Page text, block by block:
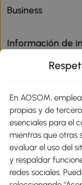
Business
Información de
Métodos de
Envíos
En AOSOM,
propias y de
esenciales para el
mientras que otras
evaluar el uso del
y respaldar
redes sociales.